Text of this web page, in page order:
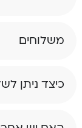
משלוחים
כיצד ניתן